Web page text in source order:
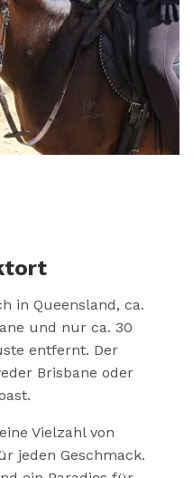
in Queensland, ca.
und nur ca. 30
entfernt. Der
Brisbane oder
Vielzahl von
jeden Geschmack.